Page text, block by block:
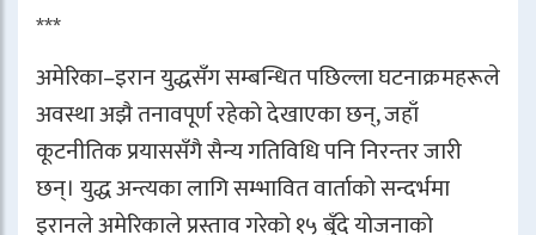
***
अमेरिका–इरान युद्धसँग सम्बन्धित पछिल्ला घटनाक्रमहरूले
अवस्था अझै तनावपूर्ण रहेको देखाएका छन्, जहाँ
कूटनीतिक प्रयाससँगै सैन्य गतिविधि पनि निरन्तर जारी
छन्। युद्ध अन्त्यका लागि सम्भावित वार्ताको सन्दर्भमा
इरानले अमेरिकाले प्रस्ताव गरेको १५ बुँदे योजनाको